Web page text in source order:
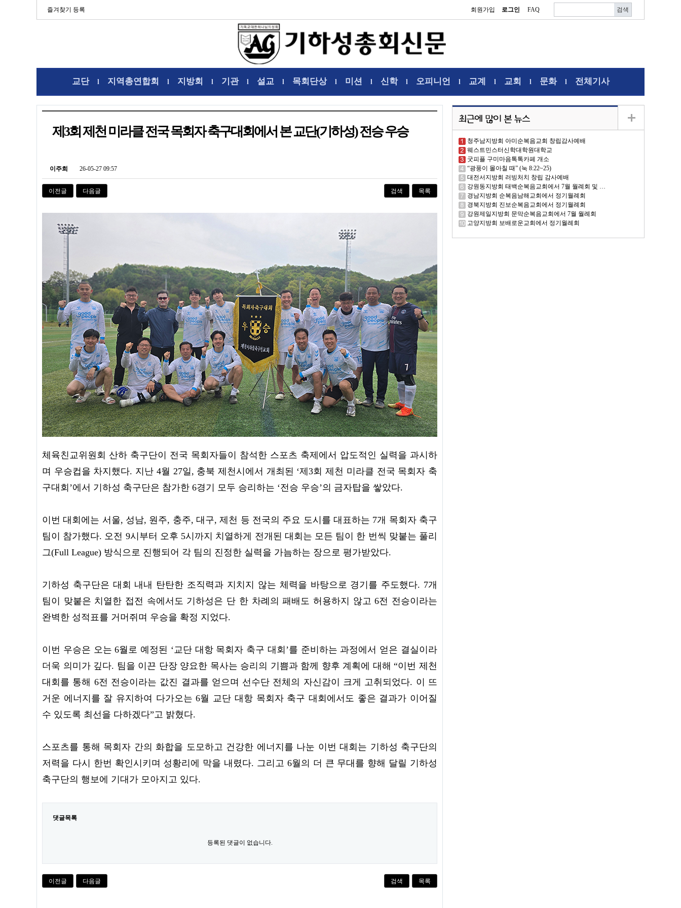
즐겨찾기 등록 회원가입 로그인 FAQ
교단l 지역총연합회 l 지방회 l 기관l 설교 l 목회단상l 미션 l 신학l 오피니언 l 교계 l 교회 l 문화l 전체기사
청주남지방회 아미순복음교회 창립감사예배
웨스트민스터신학대학원대학교
굿피플 구미마음톡톡카페 개소
“광풍이 몰아칠 때” (눅 8:22~25)
대전서지방회 러빙처치 창립 감사예배
강원동지방회 태백순복음교회에서 7월 월례회 및 …
경남지방회 순복음남해교회에서 정기월례회
경북지방회 진보순복음교회에서 정기월례회
강원제일지방회 문막순복음교회에서 7월 월례회
고양지방회 보배로운교회에서 정기월례회
제3회 제천 미라클 전국 목회자 축구대회에서 본 교단(기하성) 전승 우승
이주희 26-05-27 09:57
이전글 다음글 검색 목록
체육친교위원회 산하 축구단이 전국 목회자들이 참석한 스포츠 축제에서 압도적인 실력을 과시하
며 우승컵을 차지했다. 지난 4월 27일, 충북 제천시에서 개최된 ‘제3회 제천 미라클 전국 목회자 축
구대회’에서 기하성 축구단은 참가한 6경기 모두 승리하는 ‘전승 우승’의 금자탑을 쌓았다.
이번 대회에는 서울, 성남, 원주, 충주, 대구, 제천 등 전국의 주요 도시를 대표하는 7개 목회자 축구
팀이 참가했다. 오전 9시부터 오후 5시까지 치열하게 전개된 대회는 모든 팀이 한 번씩 맞붙는 풀리
그(Full League) 방식으로 진행되어 각 팀의 진정한 실력을 가늠하는 장으로 평가받았다.
기하성 축구단은 대회 내내 탄탄한 조직력과 지치지 않는 체력을 바탕으로 경기를 주도했다. 7개
팀이 맞붙은 치열한 접전 속에서도 기하성은 단 한 차례의 패배도 허용하지 않고 6전 전승이라는
완벽한 성적표를 거머쥐며 우승을 확정 지었다.
이번 우승은 오는 6월로 예정된 ‘교단 대항 목회자 축구 대회’를 준비하는 과정에서 얻은 결실이라
더욱 의미가 깊다. 팀을 이끈 단장 양요한 목사는 승리의 기쁨과 함께 향후 계획에 대해 “이번 제천
대회를 통해 6전 전승이라는 값진 결과를 얻으며 선수단 전체의 자신감이 크게 고취되었다. 이 뜨
거운 에너지를 잘 유지하여 다가오는 6월 교단 대항 목회자 축구 대회에서도 좋은 결과가 이어질
수 있도록 최선을 다하겠다”고 밝혔다.
스포츠를 통해 목회자 간의 화합을 도모하고 건강한 에너지를 나눈 이번 대회는 기하성 축구단의
저력을 다시 한번 확인시키며 성황리에 막을 내렸다. 그리고 6월의 더 큰 무대를 향해 달릴 기하성
축구단의 행보에 기대가 모아지고 있다.
댓글목록
등록된 댓글이 없습니다.
이전글 다음글 검색 목록